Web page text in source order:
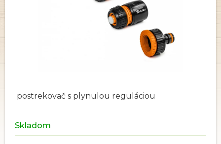
Skladom
postrekovač s plynulou reguláciou